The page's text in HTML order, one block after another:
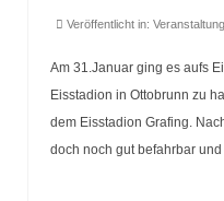
Veröffentlicht in:
Am 31.Januar ging es aufs
Eisstadion in Ottobrunn zu
dem Eisstadion Grafing.
doch noch gut befahrbar